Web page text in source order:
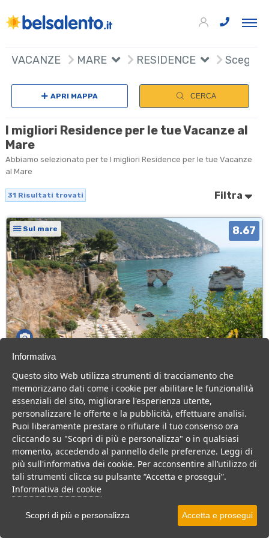
VACANZE MARE RESIDENCE Scegli
APRI MAPPA CERCA
I migliori Residence per le tue Vacanze al
Mare
Abbiamo selezionato per te I migliori Residence per le tue Vacanze
al Mare
31 Risultati trovati Filtra
Sul mare 8.67
Puglia > Gargano > Mattinata
70 Camere
Hotel 4 stelle in Puglia, location esclusiva per gli amanti del
comfort e del relax.
Resort Hotel Residence
VEDI SU MAPPA
+
Informativa
Questo sito Web utilizza strumenti di tracciamento che
memorizzano dati come i cookie per abilitare le funzionalità
essenziali del sito, migliorare l'esperienza utente,
personalizzare le offerte e la pubblicità, effettuare analisi.
Puoi liberamente prestare o rifiutare il tuo consenso ora
cliccando su "Scopri di più e personalizza" o in qualsiasi
momento, accedendo al pannello delle preferenze. Leggi di
più sull'informativa dei cookie. Per acconsentire all’utilizzo di
tali strumenti clicca su pulsante “Accetta e prosegui”.
Informativa dei cookie
Scopri di più e personalizza Accetta e prosegui